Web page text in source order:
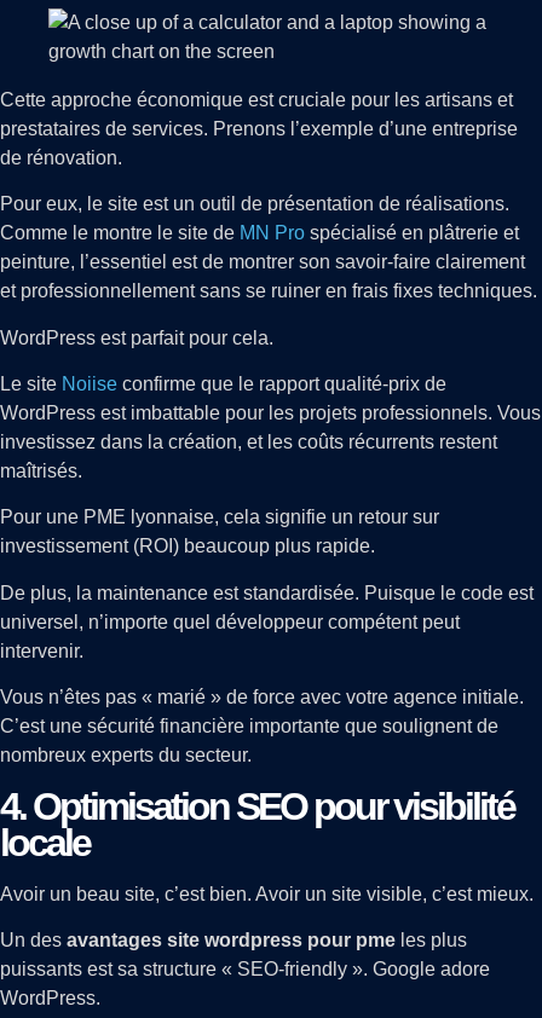
Cette approche économique est cruciale pour les artisans et
prestataires de services. Prenons l’exemple d’une entreprise
de rénovation.
Pour eux, le site est un outil de présentation de réalisations.
Comme le montre le site de MN Pro spécialisé en plâtrerie et
peinture, l’essentiel est de montrer son savoir-faire clairement
et professionnellement sans se ruiner en frais fixes techniques.
WordPress est parfait pour cela.
Le site Noiise confirme que le rapport qualité-prix de
WordPress est imbattable pour les projets professionnels. Vous
investissez dans la création, et les coûts récurrents restent
maîtrisés.
Pour une PME lyonnaise, cela signifie un retour sur
investissement (ROI) beaucoup plus rapide.
De plus, la maintenance est standardisée. Puisque le code est
universel, n’importe quel développeur compétent peut
intervenir.
Vous n’êtes pas « marié » de force avec votre agence initiale.
C’est une sécurité financière importante que soulignent de
nombreux experts du secteur.
4. Optimisation SEO pour visibilité
locale
Avoir un beau site, c’est bien. Avoir un site visible, c’est mieux.
Un des avantages site wordpress pour pme les plus
puissants est sa structure « SEO-friendly ». Google adore
WordPress.